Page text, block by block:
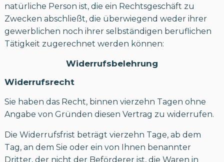
natürliche Person ist, die ein Rechtsgeschäft zu
Zwecken abschließt, die überwiegend weder ihrer
gewerblichen noch ihrer selbständigen beruflichen
Tätigkeit zugerechnet werden können:
Widerrufsbelehrung
Widerrufsrecht
Sie haben das Recht, binnen vierzehn Tagen ohne
Angabe von Gründen diesen Vertrag zu widerrufen.
Die Widerrufsfrist beträgt vierzehn Tage, ab dem
Tag, an dem Sie oder ein von Ihnen benannter
Dritter, der nicht der Beförderer ist, die Waren in